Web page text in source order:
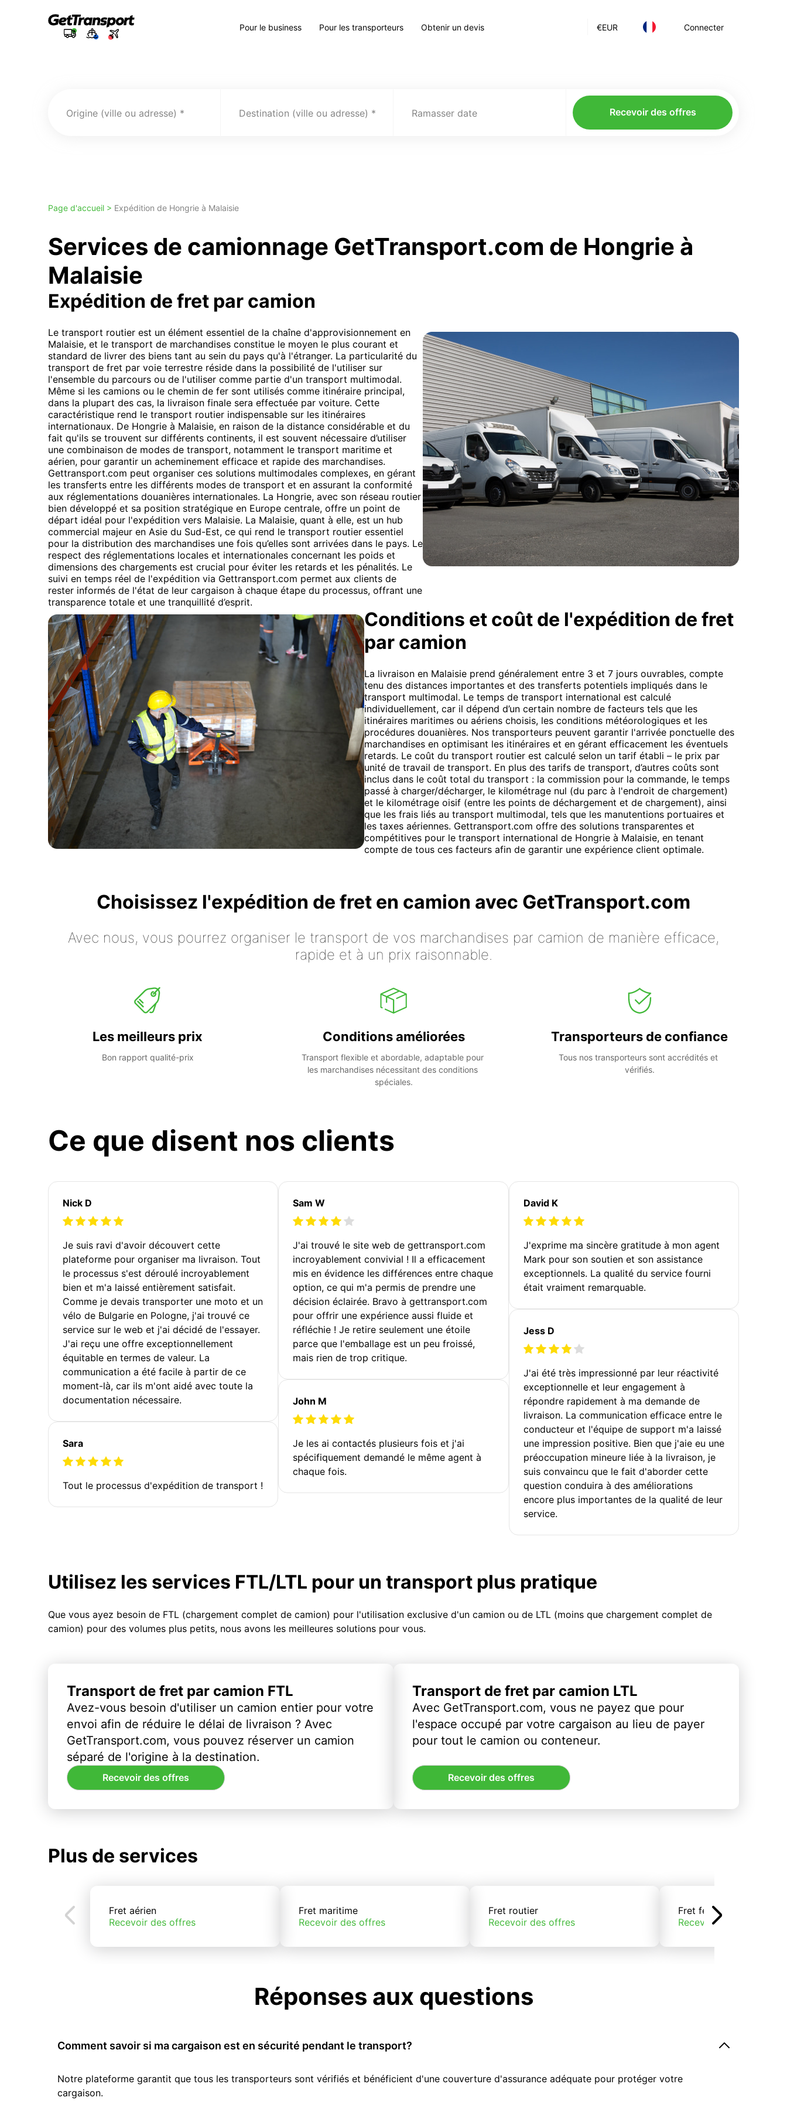
€EUR Connecter
Pour le business Pour les transporteurs Obtenir un devis
Origine (ville ou adresse) Destination (ville ou adresse) Ramasser date Recevoir des offres
Page d'accueil > Expédition de Hongrie à Malaisie
Services de camionnage GetTransport.com de Hongrie à
Malaisie
Expédition de fret par camion
Le transport routier est un élément essentiel de la chaîne d'approvisionnement en
Malaisie, et le transport de marchandises constitue le moyen le plus courant et
standard de livrer des biens tant au sein du pays qu'à l'étranger. La particularité du
transport de fret par voie terrestre réside dans la possibilité de l'utiliser sur
l'ensemble du parcours ou de l'utiliser comme partie d'un transport multimodal.
Même si les camions ou le chemin de fer sont utilisés comme itinéraire principal,
dans la plupart des cas, la livraison finale sera effectuée par voiture. Cette
caractéristique rend le transport routier indispensable sur les itinéraires
internationaux. De Hongrie à Malaisie, en raison de la distance considérable et du
fait qu'ils se trouvent sur différents continents, il est souvent nécessaire d’utiliser
une combinaison de modes de transport, notamment le transport maritime et
aérien, pour garantir un acheminement efficace et rapide des marchandises.
Gettransport.com peut organiser ces solutions multimodales complexes, en gérant
les transferts entre les différents modes de transport et en assurant la conformité
aux réglementations douanières internationales. La Hongrie, avec son réseau routier
bien développé et sa position stratégique en Europe centrale, offre un point de
départ idéal pour l'expédition vers Malaisie. La Malaisie, quant à elle, est un hub
commercial majeur en Asie du Sud-Est, ce qui rend le transport routier essentiel
pour la distribution des marchandises une fois qu’elles sont arrivées dans le pays. Le
respect des réglementations locales et internationales concernant les poids et
dimensions des chargements est crucial pour éviter les retards et les pénalités. Le
suivi en temps réel de l'expédition via Gettransport.com permet aux clients de
rester informés de l'état de leur cargaison à chaque étape du processus, offrant une
transparence totale et une tranquillité d’esprit.
Conditions et coût de l'expédition de fret
par camion
La livraison en Malaisie prend généralement entre 3 et 7 jours ouvrables, compte
tenu des distances importantes et des transferts potentiels impliqués dans le
transport multimodal. Le temps de transport international est calculé
individuellement, car il dépend d’un certain nombre de facteurs tels que les
itinéraires maritimes ou aériens choisis, les conditions météorologiques et les
procédures douanières. Nos transporteurs peuvent garantir l'arrivée ponctuelle des
marchandises en optimisant les itinéraires et en gérant efficacement les éventuels
retards. Le coût du transport routier est calculé selon un tarif établi – le prix par
unité de travail de transport. En plus des tarifs de transport, d’autres coûts sont
inclus dans le coût total du transport : la commission pour la commande, le temps
passé à charger/décharger, le kilométrage nul (du parc à l'endroit de chargement)
et le kilométrage oisif (entre les points de déchargement et de chargement), ainsi
que les frais liés au transport multimodal, tels que les manutentions portuaires et
les taxes aériennes. Gettransport.com offre des solutions transparentes et
compétitives pour le transport international de Hongrie à Malaisie, en tenant
compte de tous ces facteurs afin de garantir une expérience client optimale.
Choisissez l'expédition de fret en camion avec GetTransport.com
Avec nous, vous pourrez organiser le transport de vos marchandises par camion de manière efficace,
rapide et à un prix raisonnable.
Les meilleurs prix
Bon rapport qualité-prix
Conditions améliorées
Transport flexible et abordable, adaptable pour
les marchandises nécessitant des conditions
spéciales.
Transporteurs de confiance
Tous nos transporteurs sont accrédités et
vérifiés.
Ce que disent nos clients
Nick D
Je suis ravi d'avoir découvert cette
plateforme pour organiser ma livraison. Tout
le processus s'est déroulé incroyablement
bien et m'a laissé entièrement satisfait.
Comme je devais transporter une moto et un
vélo de Bulgarie en Pologne, j'ai trouvé ce
service sur le web et j'ai décidé de l'essayer.
J'ai reçu une offre exceptionnellement
équitable en termes de valeur. La
communication a été facile à partir de ce
moment-là, car ils m'ont aidé avec toute la
documentation nécessaire.
Sara
Tout le processus d'expédition de transport !
Sam W
J'ai trouvé le site web de gettransport.com
incroyablement convivial ! Il a efficacement
mis en évidence les différences entre chaque
option, ce qui m'a permis de prendre une
décision éclairée. Bravo à gettransport.com
pour offrir une expérience aussi fluide et
réfléchie ! Je retire seulement une étoile
parce que l'emballage est un peu froissé,
mais rien de trop critique.
John M
Je les ai contactés plusieurs fois et j'ai
spécifiquement demandé le même agent à
chaque fois.
David K
J'exprime ma sincère gratitude à mon agent
Mark pour son soutien et son assistance
exceptionnels. La qualité du service fourni
était vraiment remarquable.
Jess D
J'ai été très impressionné par leur réactivité
exceptionnelle et leur engagement à
répondre rapidement à ma demande de
livraison. La communication efficace entre le
conducteur et l'équipe de support m'a laissé
une impression positive. Bien que j'aie eu une
préoccupation mineure liée à la livraison, je
suis convaincu que le fait d'aborder cette
question conduira à des améliorations
encore plus importantes de la qualité de leur
service.
Utilisez les services FTL/LTL pour un transport plus pratique
Que vous ayez besoin de FTL (chargement complet de camion) pour l'utilisation exclusive d'un camion ou de LTL (moins que chargement complet de
camion) pour des volumes plus petits, nous avons les meilleures solutions pour vous.
Transport de fret par camion FTL
Avez-vous besoin d'utiliser un camion entier pour votre
envoi afin de réduire le délai de livraison ? Avec
GetTransport.com, vous pouvez réserver un camion
séparé de l'origine à la destination.
Recevoir des offres
Transport de fret par camion LTL
Avec GetTransport.com, vous ne payez que pour
l'espace occupé par votre cargaison au lieu de payer
pour tout le camion ou conteneur.
Recevoir des offres
Plus de services
Fret aérien
Recevoir des offres
Fret maritime
Recevoir des offres
Fret routier
Recevoir des offres
Fret ferroviaire
Recevoir des offres
Réponses aux questions
Comment savoir si ma cargaison est en sécurité pendant le transport?
Notre plateforme garantit que tous les transporteurs sont vérifiés et bénéficient d'une couverture d'assurance adéquate pour protéger votre
cargaison.